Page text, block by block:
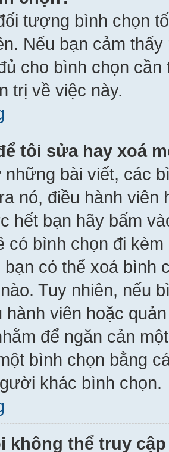
tượng bình chọn
Nếu bạn cảm
cho bình chọn
trị về việc này.
tôi sửa hay xoá
những bài viết, các
nó, điều hành
hết bạn hãy bấm
có bình chọn đi
bạn có thể xoá bình
Tuy nhiên, nếu
hành viên hoặc
để ngăn cản
bình chọn bằng
khác bình chọn.
không thể truy